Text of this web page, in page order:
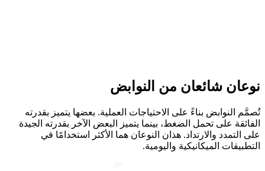
نوعان شائعان من النوابض
تُصمَّم النوابض بناءً على الاحتياجات العملية. بعضها يتميز بقدرته
الفائقة على تحمل الضغط، بينما يتميز البعض الآخر بقدرته الجيدة
على التمدد والارتداد. هذان النوعان هما الأكثر استخدامًا في
التطبيقات الميكانيكية واليومية.